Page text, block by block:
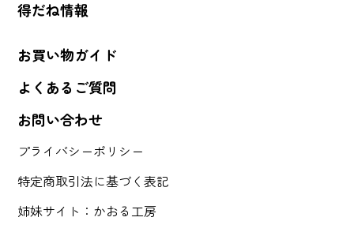
得だね情報
お買い物ガイド
よくあるご質問
お問い合わせ
プライバシーポリシー
特定商取引法に基づく表記
姉妹サイト：かおる工房